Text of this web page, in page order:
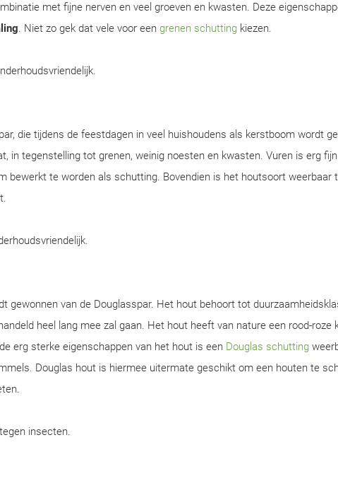
met fijne nerven en veel groeven en kwasten. Deze
. Niet zo gek dat vele voor een grenen schutting kiezen.
die tijdens de feestdagen in veel huishoudens als kerstboom wordt
in tegenstelling tot grenen, weinig noesten en kwasten. Vuren is erg
bewerkt te worden als schutting. Bovendien is het houtsoort weerbaar
gewonnen van de Douglasspar. Het hout behoort tot
heel lang mee zal gaan. Het hout heeft van nature een rood-roze
erg sterke eigenschappen van het hout is een Douglas schutting
Douglas hout is hiermee uitermate geschikt om een houten te
insecten.